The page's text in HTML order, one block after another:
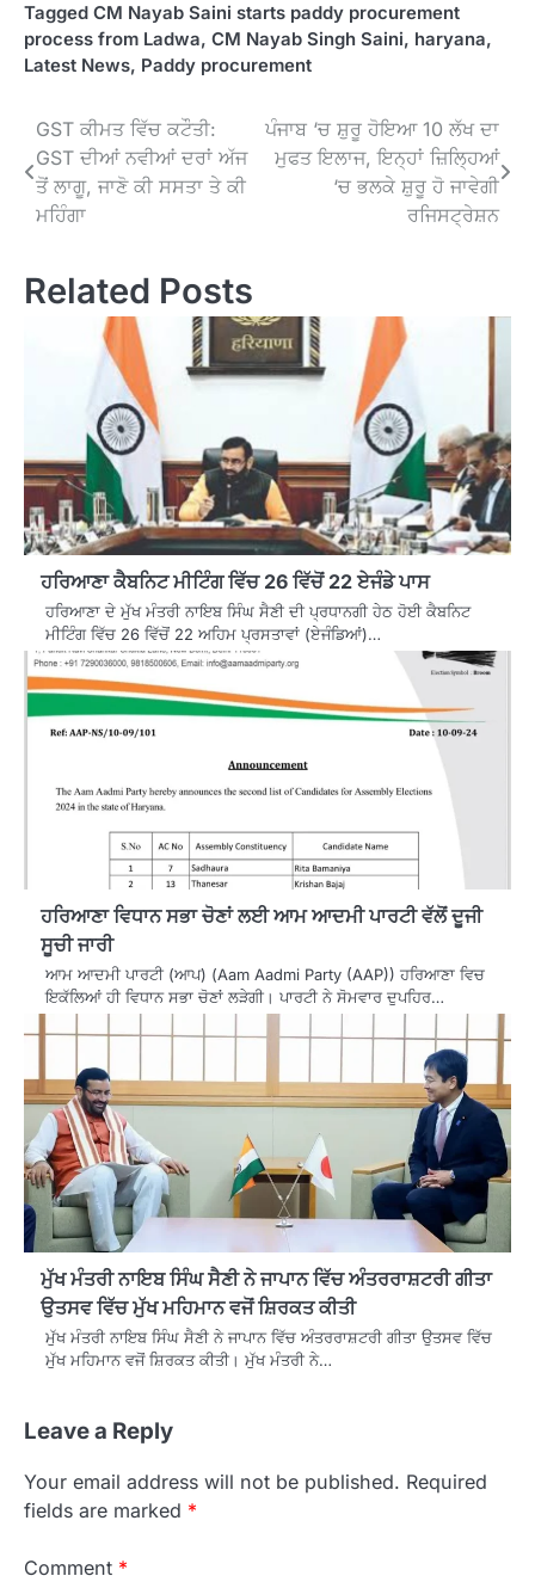
Tagged CM Nayab Saini starts paddy procurement
process from Ladwa, CM Nayab Singh Saini, haryana,
Latest News, Paddy procurement
Post
navigation
GST ਕੀਮਤ ਵਿੱਚ ਕਟੌਤੀ:
GST ਦੀਆਂ ਨਵੀਆਂ ਦਰਾਂ ਅੱਜ
ਤੋਂ ਲਾਗੂ, ਜਾਣੋ ਕੀ ਸਸਤਾ ਤੇ ਕੀ
ਮਹਿੰਗਾ
ਪੰਜਾਬ ‘ਚ ਸ਼ੁਰੂ ਹੋਇਆ 10 ਲੱਖ ਦਾ
ਮੁਫਤ ਇਲਾਜ, ਇਨ੍ਹਾਂ ਜ਼ਿਲ੍ਹਿਆਂ
‘ਚ ਭਲਕੇ ਸ਼ੁਰੂ ਹੋ ਜਾਵੇਗੀ
ਰਜਿਸਟ੍ਰੇਸ਼ਨ
Related Posts
ਹਰਿਆਣਾ ਕੈਬਨਿਟ ਮੀਟਿੰਗ ਵਿੱਚ 26 ਵਿੱਚੋਂ 22 ਏਜੰਡੇ ਪਾਸ
ਹਰਿਆਣਾ ਦੇ ਮੁੱਖ ਮੰਤਰੀ ਨਾਇਬ ਸਿੰਘ ਸੈਣੀ ਦੀ ਪ੍ਰਧਾਨਗੀ ਹੇਠ ਹੋਈ ਕੈਬਨਿਟ
ਮੀਟਿੰਗ ਵਿੱਚ 26 ਵਿੱਚੋਂ 22 ਅਹਿਮ ਪ੍ਰਸਤਾਵਾਂ (ਏਜੰਡਿਆਂ)…
ਹਰਿਆਣਾ ਵਿਧਾਨ ਸਭਾ ਚੋਣਾਂ ਲਈ ਆਮ ਆਦਮੀ ਪਾਰਟੀ ਵੱਲੋਂ ਦੂਜੀ
ਸੂਚੀ ਜਾਰੀ
ਆਮ ਆਦਮੀ ਪਾਰਟੀ (ਆਪ) (Aam Aadmi Party (AAP)) ਹਰਿਆਣਾ ਵਿਚ
ਇਕੱਲਿਆਂ ਹੀ ਵਿਧਾਨ ਸਭਾ ਚੋਣਾਂ ਲੜੇਗੀ। ਪਾਰਟੀ ਨੇ ਸੋਮਵਾਰ ਦੁਪਹਿਰ…
ਮੁੱਖ ਮੰਤਰੀ ਨਾਇਬ ਸਿੰਘ ਸੈਣੀ ਨੇ ਜਾਪਾਨ ਵਿੱਚ ਅੰਤਰਰਾਸ਼ਟਰੀ ਗੀਤਾ
ਉਤਸਵ ਵਿੱਚ ਮੁੱਖ ਮਹਿਮਾਨ ਵਜੋਂ ਸ਼ਿਰਕਤ ਕੀਤੀ
ਮੁੱਖ ਮੰਤਰੀ ਨਾਇਬ ਸਿੰਘ ਸੈਣੀ ਨੇ ਜਾਪਾਨ ਵਿੱਚ ਅੰਤਰਰਾਸ਼ਟਰੀ ਗੀਤਾ ਉਤਸਵ ਵਿੱਚ
ਮੁੱਖ ਮਹਿਮਾਨ ਵਜੋਂ ਸ਼ਿਰਕਤ ਕੀਤੀ। ਮੁੱਖ ਮੰਤਰੀ ਨੇ…
Leave a Reply
Your email address will not be published. Required
fields are marked *
Comment *